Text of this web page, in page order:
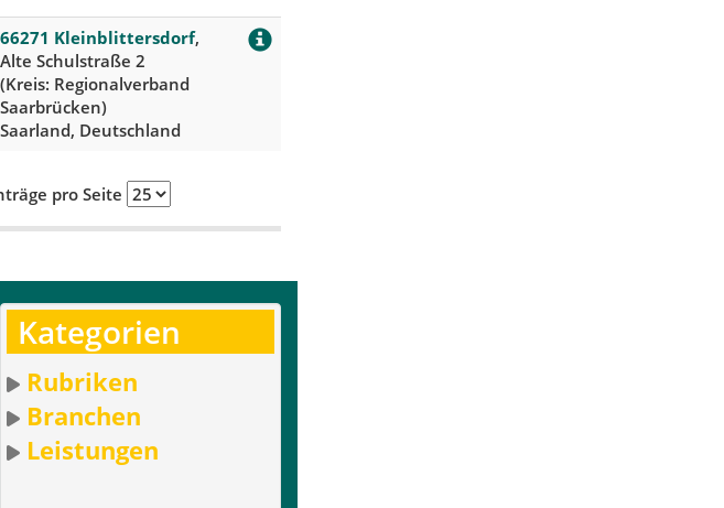
66271 Kleinblittersdorf,
Alte Schulstraße 2
(Kreis: Regionalverband
Saarbrücken)
Saarland, Deutschland
pro Seite
Kategorien
Rubriken
Branchen
Leistungen